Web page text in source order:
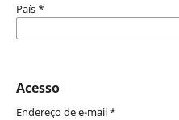
País *
Acesso
Endereço de e-mail *